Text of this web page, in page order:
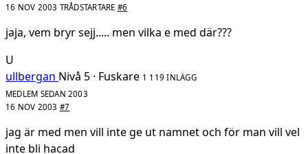
16 NOV 2003 TRÅDSTARTARE #6
jaja, vem bryr sejj..... men vilka e med där???
U
ullbergan Nivå 5 · Fuskare 1 119 INLÄGG
MEDLEM SEDAN 2003
16 NOV 2003 #7
jag är med men vill inte ge ut namnet och för man vill vel
inte bli hacad